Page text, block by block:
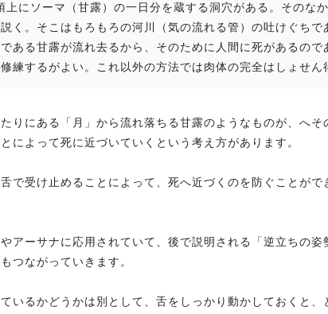
にソーマ（甘露）の一日分を蔵する洞穴がある。そのな
く。そこはもろもろの河川（気の流れる管）の吐けぐちで
ある甘露が流れ去るから、そのために人間に死があるので
練するがよい。これ以外の方法では肉体の完全はしょせん
りにある「月」から流れ落ちる甘露のようなものが、へそ
によって死に近づいていくという考え方があります。
で受け止めることによって、死へ近づくのを防ぐことがで
アーサナに応用されていて、後で説明される「逆立ちの姿
つながっていきます。
いるかどうかは別として、舌をしっかり動かしておくと、